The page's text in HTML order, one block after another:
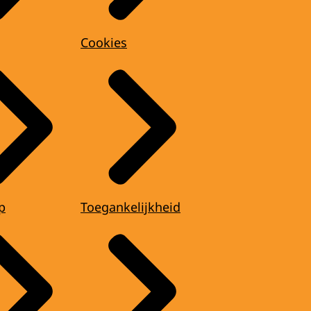
Cookies
Toegankelijkheid